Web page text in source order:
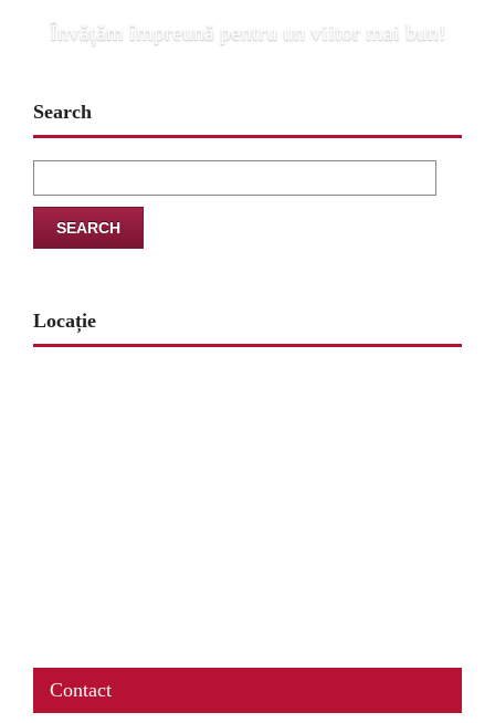
Învăţăm împreună pentru un viitor mai bun!
Search
for:
Locație
Contact